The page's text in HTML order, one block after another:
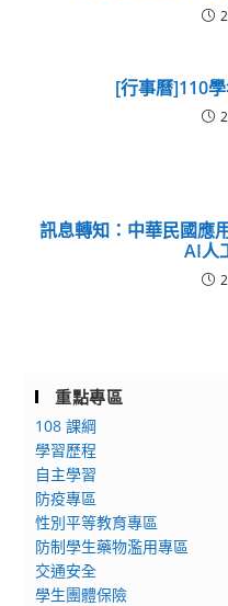
[行事曆]110
訊息轉知：中華民國應
AI人
重點專區
108 課綱
學習歷程
自主學習
防疫專區
性別平等教育專區
防制學生藥物濫用專區
交通安全
學生團體保險